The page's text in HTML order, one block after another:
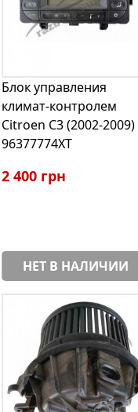
Блок управления
климат-контролем
Citroen C3 (2002-2009)
96377774XT
2 400 грн
НЕТ В НАЛИЧИИ